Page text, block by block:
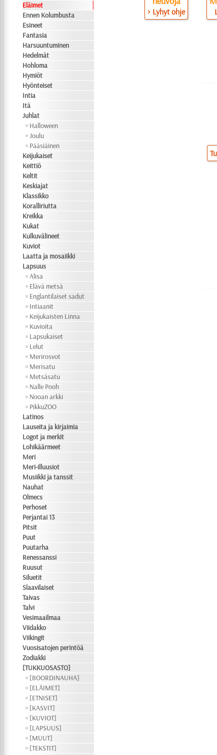
Eläimet
Ennen Kolumbusta
Esineet
Fantasia
Harsuuntuminen
Hedelmät
Hohloma
Hymiöt
Hyönteiset
Intia
Itä
Juhlat
Halloween
Joulu
Pääsiäinen
Keijukaiset
Keittiö
Keltit
Keskiajat
Klassikko
Koralliriutta
Kreikka
Kukat
Kulkuvälineet
Kuviot
Laatta ja mosaiikki
Lapsuus
Alisa
Elävä metsä
Englantilaiset sadut
Intiaanit
Keijukaisten Linna
Kuvioita
Lapsukaiset
Lelut
Merirosvot
Merisatu
Metsäsatu
Nalle Pooh
Nooan arkki
PikkuZOO
Latinos
Lauseita ja kirjaimia
Logot ja merkit
Lohikäärmeet
Meri
Meri-illuusiot
Musiikki ja tanssit
Nauhat
Olmecs
Perhoset
Perjantai 13
Pitsit
Puut
Puutarha
Renessanssi
Ruusut
Siluetit
Slaavilaiset
Taivas
Talvi
Vesimaailmaa
Viidakko
Viikingit
Vuosisatojen perintöä
Zodiakki
[TUKKUOSASTO]
[BOORDINAUHA]
[ELÄIMET]
[ETNISET]
[KASVIT]
[KUVIOT]
[LAPSUUS]
[MUUT]
[TEKSTIT]
> Lyhyt ohje